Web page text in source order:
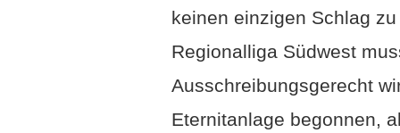
keinen einzigen Schlag
Regionalliga Südwest
Ausschreibungsgerecht
Eternitanlage begonnen,